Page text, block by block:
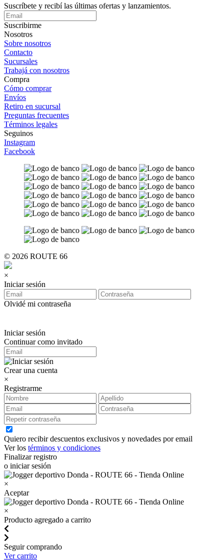
Suscríbete y recibí las últimas ofertas y lanzamientos.
Suscribirme
Nosotros
Sobre nosotros
Contacto
Sucursales
Trabajá con nosotros
Compra
Cómo comprar
Envíos
Retiro en sucursal
Preguntas frecuentes
Términos legales
Seguinos
Instagram
Facebook
© 2026 ROUTE 66
×
Iniciar sesión
Olvidé mi contraseña
Iniciar sesión
Continuar como invitado
Crear una cuenta
×
Registrarme
Quiero recibir descuentos exclusivos y novedades por email
Ver los términos y condiciones
Finalizar registro
o iniciar sesión
×
Aceptar
×
Producto agregado a carrito
Seguir comprando
Ver carrito